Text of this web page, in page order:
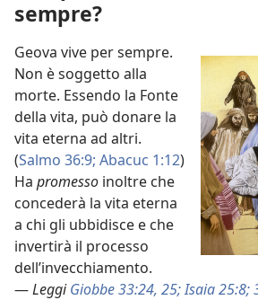
sempre?
Geova vive per sempre.
Non è soggetto alla
morte. Essendo la Fonte
della vita, può donare la
vita eterna ad altri.
(Salmo 36:9; Abacuc 1:12)
Ha promesso inoltre che
concederà la vita eterna
a chi gli ubbidisce e che
invertirà il processo
dell’invecchiamento.
—Leggi Giobbe 33:24, 25;Isaia 25:8;